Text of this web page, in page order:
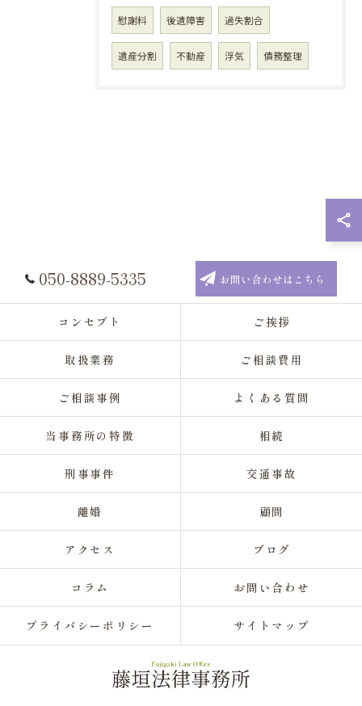
慰謝料 後遺障害 過失割合
遺産分割 不動産 浮気 債務整理
050-8889-5335 お問い合わせはこちら
コンセプト ご挨拶
取扱業務 ご相談費用
ご相談事例 よくある質問
当事務所の特徴 相続
刑事事件 交通事故
離婚 顧問
アクセス ブログ
コラム お問い合わせ
プライバシーポリシー サイトマップ